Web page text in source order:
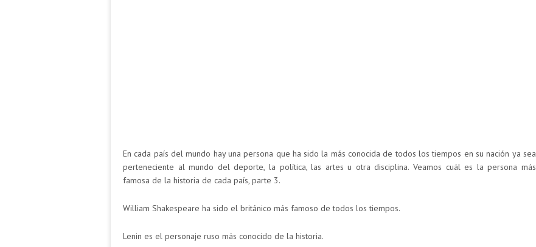
En cada país del mundo hay una persona que ha sido la más conocida de todos los tiempos en su nación ya sea
perteneciente al mundo del deporte, la política, las artes u otra disciplina. Veamos cuál es la persona más
famosa de la historia de cada país, parte 3.
William Shakespeare ha sido el británico más famoso de todos los tiempos.
Lenin es el personaje ruso más conocido de la historia.